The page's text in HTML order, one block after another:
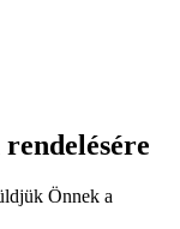
Önnek a